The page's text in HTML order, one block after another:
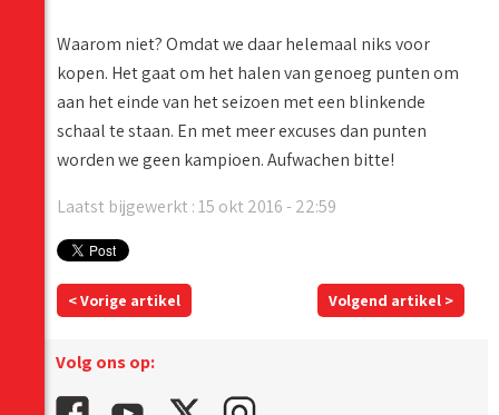
Waarom niet? Omdat we daar helemaal niks voor
kopen. Het gaat om het halen van genoeg punten om
aan het einde van het seizoen met een blinkende
schaal te staan. En met meer excuses dan punten
worden we geen kampioen. Aufwachen bitte!
Laatst bijgewerkt : 15 okt 2016 - 22:59
< Vorige artikel Volgend artikel >
Volg ons op: